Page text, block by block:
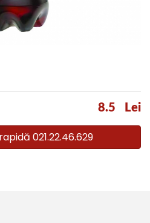
8.5 Lei
021.22.46.629